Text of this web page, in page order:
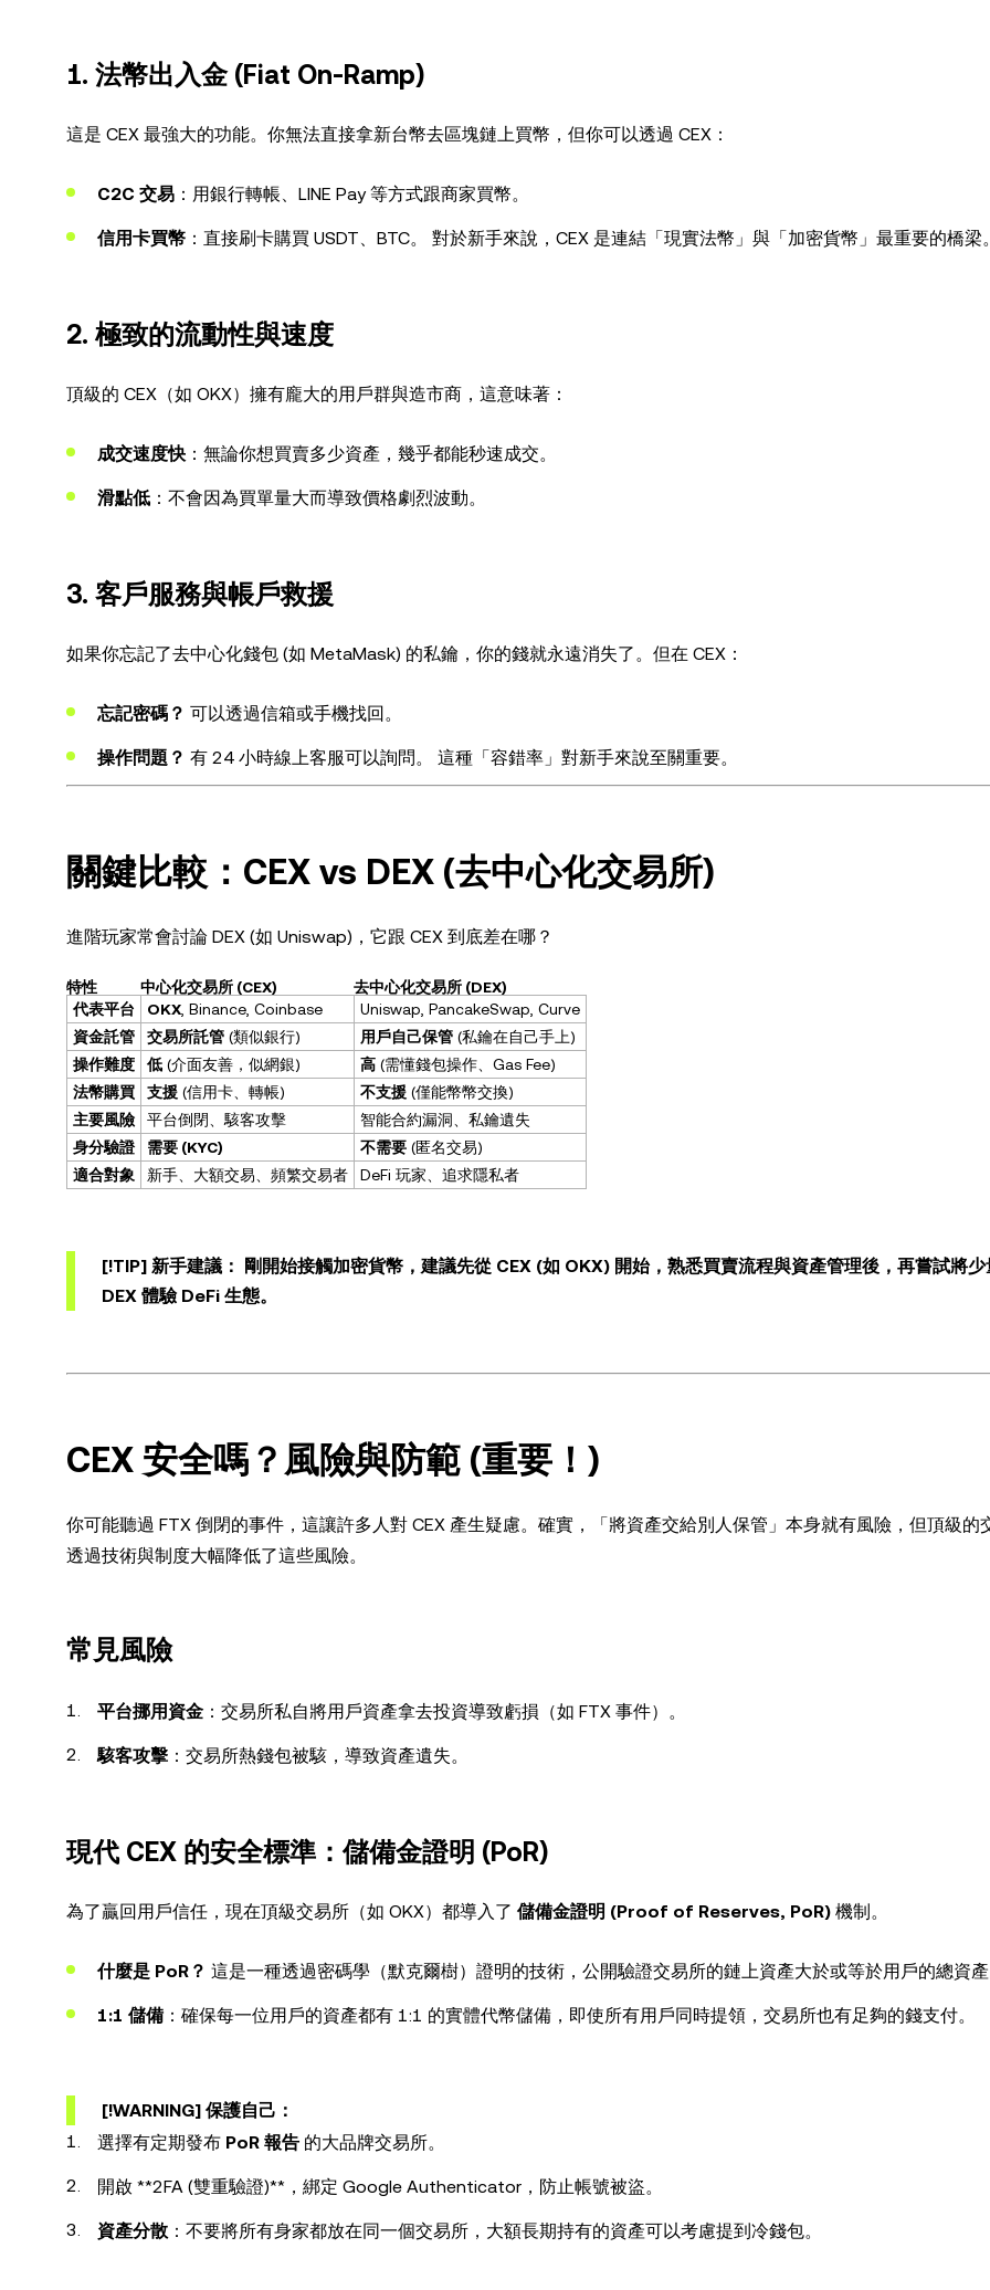
1. 法幣出入金 (Fiat On-Ramp)
這是 CEX 最強大的功能。你無法直接拿新台幣去區塊鏈上買幣，但你可以透過 CEX：
C2C 交易 ：用銀行轉帳、LINE Pay 等方式跟商家買幣。
信用卡買幣 ：直接刷卡購買 USDT、BTC。 對於新手來說，CEX 是連結「現實法幣」與「加密貨幣」最重要的橋梁。
2. 極致的流動性與速度
頂級的 CEX（如 OKX）擁有龐大的用戶群與造市商，這意味著：
成交速度快 ：無論你想買賣多少資產，幾乎都能秒速成交。
滑點低 ：不會因為買單量大而導致價格劇烈波動。
3. 客戶服務與帳戶救援
如果你忘記了去中心化錢包 (如 MetaMask) 的私鑰，你的錢就永遠消失了。但在 CEX：
忘記密碼？ 可以透過信箱或手機找回。
操作問題？ 有 24 小時線上客服可以詢問。 這種「容錯率」對新手來說至關重要。
關鍵比較：CEX vs DEX (去中心化交易所)
進階玩家常會討論 DEX (如 Uniswap)，它跟 CEX 到底差在哪？
特性 中心化交易所 (CEX)
去中心化交易所 (DEX)
代表平台
OKX , Binance, Coinbase
Uniswap, PancakeSwap, Curve
資金託管
交易所託管 (類似銀行) 用戶自己保管 (私鑰在自己手上)
操作難度
低 (介面友善，似網銀) 高 (需懂錢包操作、Gas Fee)
法幣購買
支援 (信用卡、轉帳) 不支援 (僅能幣幣交換)
主要風險
平台倒閉、駭客攻擊
智能合約漏洞、私鑰遺失
身分驗證
需要 (KYC) 不需要 (匿名交易)
適合對象
新手、大額交易、頻繁交易者 DeFi 玩家、追求隱私者
[!TIP] 新手建議 ： 剛開始接觸加密貨幣，建議先從 CEX (如 OKX) 開始，熟悉買賣流程與資產管理後，再嘗試將少
DEX 體驗 DeFi 生態。
CEX 安全嗎？風險與防範 (重要！)
你可能聽過 FTX 倒閉的事件，這讓許多人對 CEX 產生疑慮。確實，「將資產交給別人保管」本身就有風險，但頂級的
透過技術與制度大幅降低了這些風險。
常見風險
平台挪用資金 ：交易所私自將用戶資產拿去投資導致虧損（如 FTX 事件）。
駭客攻擊 ：交易所熱錢包被駭，導致資產遺失。
現代 CEX 的安全標準：儲備金證明 (PoR)
為了贏回用戶信任，現在頂級交易所（如 OKX）都導入了 儲備金證明 (Proof of Reserves, PoR) 機制。
什麼是 PoR？ 這是一種透過密碼學（默克爾樹）證明的技術，公開驗證交易所的鏈上資產大於或等於用戶的總資產
1:1 儲備 ：確保每一位用戶的資產都有 1:1 的實體代幣儲備，即使所有用戶同時提領，交易所也有足夠的錢支付。
[!WARNING] 保護自己 ：
選擇有定期發布 PoR 報告 的大品牌交易所。
開啟 **2FA (雙重驗證)**，綁定 Google Authenticator，防止帳號被盜。
資產分散 ：不要將所有身家都放在同一個交易所，大額長期持有的資產可以考慮提到冷錢包。